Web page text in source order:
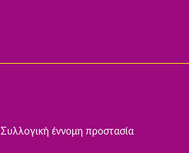
Συλλογική έννομη προστασία